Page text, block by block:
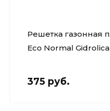
Решетка газонная
Eco Normal
375 руб.